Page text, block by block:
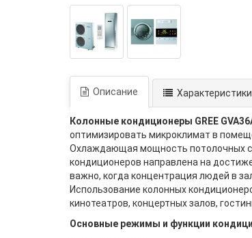
Описание Характеристики
Колонные кондиционеры GREE
оптимизировать микроклимат в
Охлаждающая мощность потолочных
кондиционеров направлена на
важно, когда концентрация людей в
Использование колонных
кинотеатров, концертных залов,
Основные режимы и функции